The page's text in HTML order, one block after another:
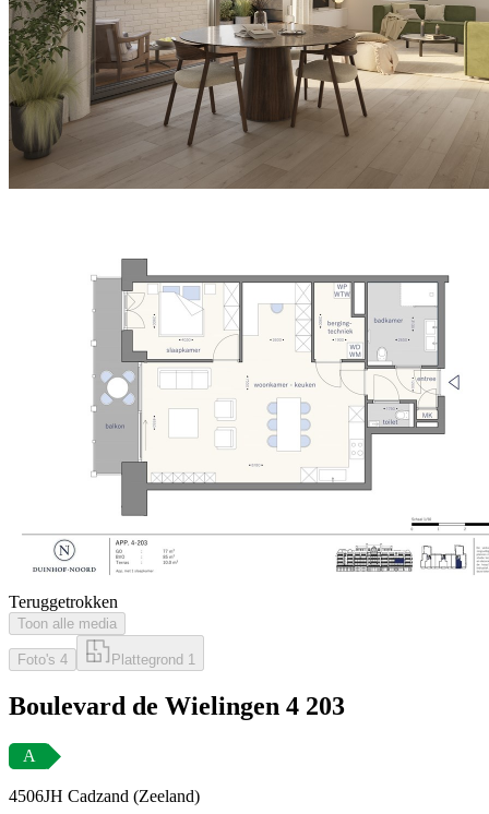
Teruggetrokken
Toon alle media
Foto's 4 Plattegrond 1
Boulevard de Wielingen 4 203
A
4506JH Cadzand (Zeeland)